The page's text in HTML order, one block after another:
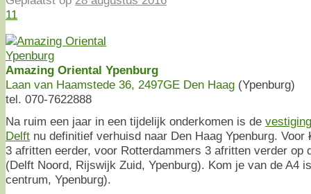
11
Amazing Oriental Ypenburg
Laan van Haamstede 36, 2497GE Den Haag (Ypenburg)
tel. 070-7622888
Na ruim een jaar in een tijdelijk onderkomen is de
Delft nu definitief verhuisd naar Den Haag Ypenburg. Voor
3 afritten eerder, voor Rotterdammers 3 afritten verder op
(Delft Noord, Rijswijk Zuid, Ypenburg). Kom je van de A4
centrum, Ypenburg).